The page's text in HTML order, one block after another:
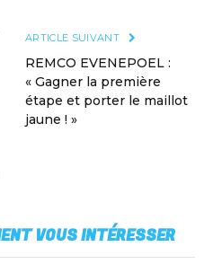
ARTICLE SUIVANT
REMCO EVENEPOEL :
« Gagner la première
étape et porter le maillot
jaune ! »
VOUS INTÉRESSER